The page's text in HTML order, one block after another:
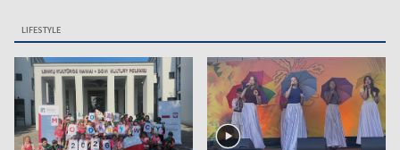
LIFESTYLE